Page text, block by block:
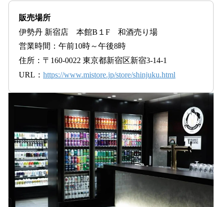
販売場所
伊勢丹 新宿店 本館B１F 和酒売り場
営業時間：午前10時～午後8時
住所：〒160-0022 東京都新宿区新宿3-14-1
URL： https://www.mistore.jp/store/shinjuku.html